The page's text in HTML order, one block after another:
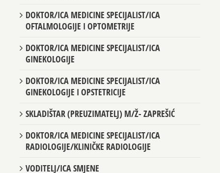
DOKTOR/ICA MEDICINE SPECIJALIST/ICA
OFTALMOLOGIJE I OPTOMETRIJE
DOKTOR/ICA MEDICINE SPECIJALIST/ICA
GINEKOLOGIJE
DOKTOR/ICA MEDICINE SPECIJALIST/ICA
GINEKOLOGIJE I OPSTETRICIJE
SKLADIŠTAR (PREUZIMATELJ) M/Ž- ZAPREŠIĆ
DOKTOR/ICA MEDICINE SPECIJALIST/ICA
RADIOLOGIJE/KLINIČKE RADIOLOGIJE
VODITELJ/ICA SMJENE